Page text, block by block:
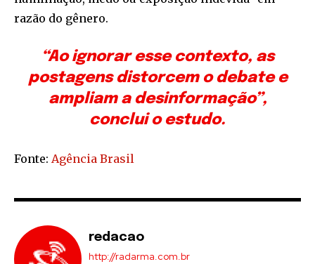
razão do gênero.
“Ao ignorar esse contexto, as
postagens distorcem o debate e
ampliam a desinformação”,
conclui o estudo.
Fonte: Agência Brasil
redacao
http://radarma.com.br